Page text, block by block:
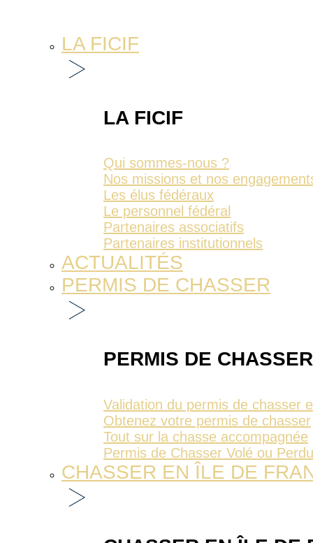
LA FICIF
LA FICIF
Qui sommes-nous ?
Nos missions et nos
Les élus fédéraux
Le personnel fédéral
Partenaires associatifs
Partenaires institutionnels
ACTUALITÉS
PERMIS DE CHASSER
PERMIS DE CHASSER
Validation du permis de chasser
Obtenez votre permis de chasser
Tout sur la chasse accompagnée
Permis de Chasser Volé ou Perdu
CHASSER EN ÎLE DE